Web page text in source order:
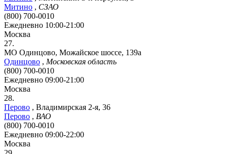
Митино , СЗАО
(800) 700-0010
Ежедневно 10:00-21:00
Москва
27.
МО Одинцово, Можайское шоссе, 139а
Одинцово , Московская область
(800) 700-0010
Ежедневно 09:00-21:00
Москва
28.
Перово , Владимирская 2-я, 36
Перово , ВАО
(800) 700-0010
Ежедневно 09:00-22:00
Москва